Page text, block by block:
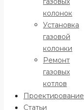
колонок
Установка
газовой
колонки
Ремонт
газовых
котлов
Проектирование
Статьи